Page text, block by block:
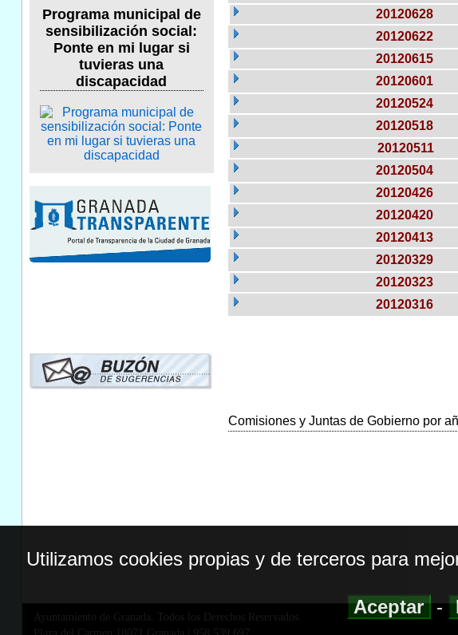
Programa municipal de
sensibilización social:
Ponte en mi lugar si
tuvieras una
discapacidad
20120628
20120622
20120615
20120601
20120524
20120518
20120511
20120504
20120426
20120420
20120413
20120329
20120323
20120316
Comisiones y Juntas de Gobierno por
Ayuntamiento de Granada. Todos los Derechos Reservados.
Utilizamos cookies propias y de terceros para
Aceptar-